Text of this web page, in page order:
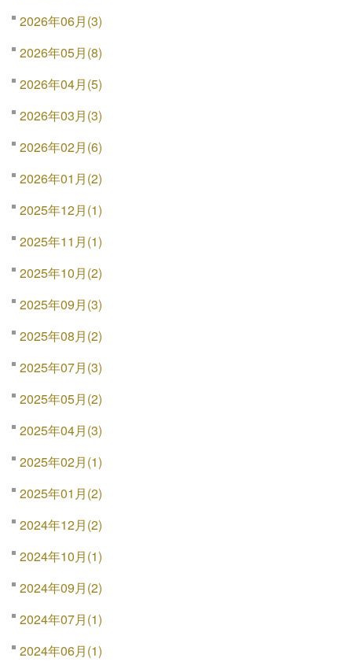
2026年06月(3)
2026年05月(8)
2026年04月(5)
2026年03月(3)
2026年02月(6)
2026年01月(2)
2025年12月(1)
2025年11月(1)
2025年10月(2)
2025年09月(3)
2025年08月(2)
2025年07月(3)
2025年05月(2)
2025年04月(3)
2025年02月(1)
2025年01月(2)
2024年12月(2)
2024年10月(1)
2024年09月(2)
2024年07月(1)
2024年06月(1)